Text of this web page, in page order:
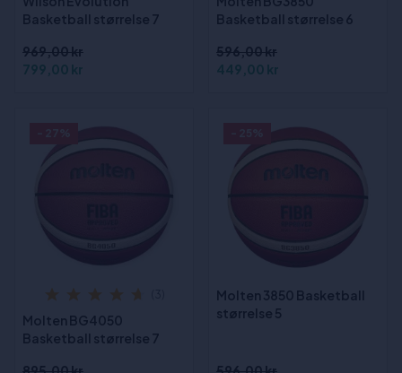
Basketball størrelse 7
969,00 kr
799,00 kr
Basketball størrelse 6
596,00 kr
449,00 kr
Molten BG4050
Basketball størrelse 7
Molten 3850 Basketball
størrelse 5